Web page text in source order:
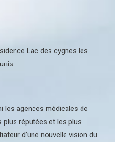
Lac des cygnes les
les agences médicales de
plus réputées et les plus
d’une nouvelle vision du